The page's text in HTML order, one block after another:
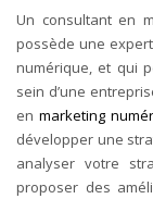
Un consultant en
possède une
numérique, et qui
sein d’une
en marketing
développer une
analyser votre
proposer des